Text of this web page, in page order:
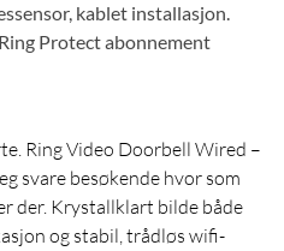
kablet installasjon.
Protect abonnement
Ring Video Doorbell Wired –
svare besøkende hvor som
der. Krystallklart bilde både
og stabil, trådløs wifi-